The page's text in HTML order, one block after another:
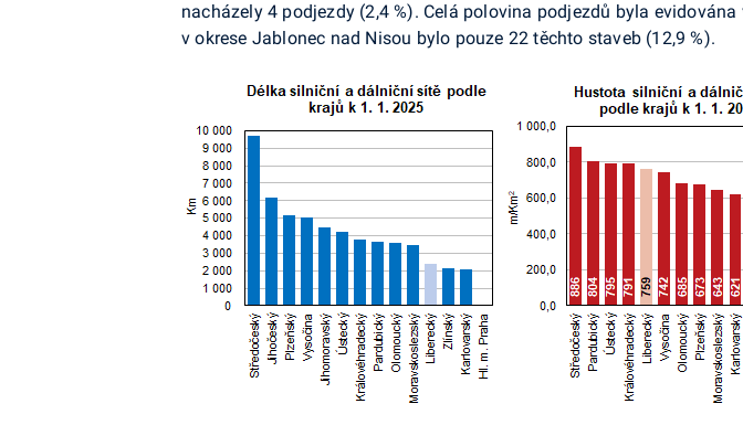
nacházely 4 podjezdy (2,4 %). Celá polovina podjezdů byla evidována
v okrese Jablonec nad Nisou bylo pouze 22 těchto staveb (12,9 %).